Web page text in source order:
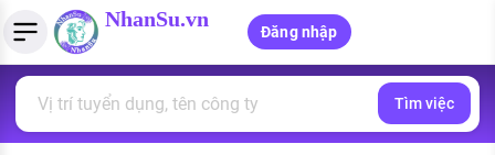
NhanSu.vn
Đăng nhập
Tìm việc làm
Quản lý CV
Tính lương Gross - Net
PHÁP LUẬT VIỆT NAM
Văn bản pháp luật
Tìm việc